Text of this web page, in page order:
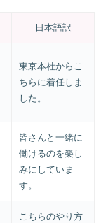
日本語訳
東京本社からこ
ちらに着任しま
した。
皆さんと一緒に
働けるのを楽し
みにしていま
す。
こちらのやり方